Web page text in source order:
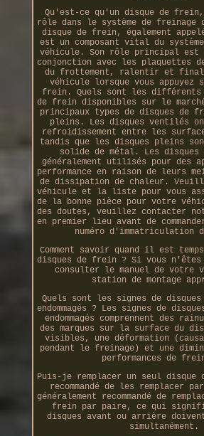
Qu'est-ce qu'un disque de
rôle dans le système de freinage
disque de frein, également
est un composant vital du
véhicule. Son rôle principal est
conjonction avec les plaquettes
du frottement, ralentir et
véhicule lorsque vous appuyez
frein. Quels sont les différents
de frein disponibles sur le
principaux types de disques de
pleins. Les disques ventilés
refroidissement entre les
tandis que les disques pleins
solide de métal. Les
généralement utilisés pour des
performance en raison de leurs
de dissipation de chaleur.
véhicule et la liste pour vous
de la bonne pièce pour votre
des doutes, veuillez contacter
en premier lieu avant de
numéro d'immatriculation
Comment savoir quand il est
disques de frein ? Si vous
consulter le manuel de votre
station de montage
Quels sont les signes de
endommagés ? Les signes de
endommagés comprennent des
des marques sur la surface du
visibles, une déformation
pendant le freinage) et une
performances de
Puis-je remplacer un seul
recommandé de les remplacer
généralement recommandé de
frein par paire, ce qui
disques avant ou arrière
simultanément.